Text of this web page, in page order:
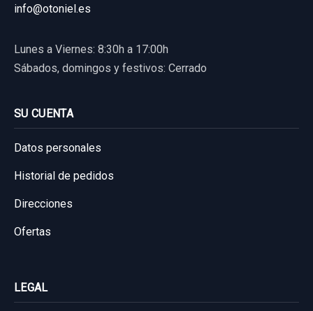
Sin IVA, gastos de envío no incluidos.
Consultar por whatsapp
Ref:758239
80,00 €
Sin IVA, gastos de envío no incluidos.
Ref:667959
Sin IVA, gastos de envío no incluidos.
Consultar por whatsapp
info@otoniel.es
Lunes a Viernes: 8:30h a 17:00h
Sábados, domingos y festivos: Cerrado
SU CUENTA
Datos personales
Historial de pedidos
Direcciones
Ofertas
LEGAL